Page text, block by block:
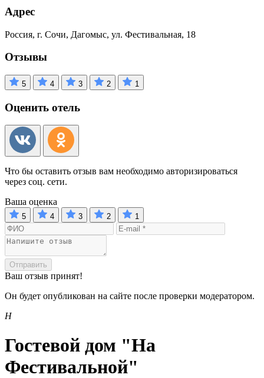
Адрес
Россия, г. Сочи, Дагомыс, ул. Фестивальная, 18
Отзывы
5 4 3 2 1
Оценить отель
Что бы оставить отзыв вам необходимо авторизироваться
через соц. сети.
Ваша оценка
5 4 3 2 1
Отправить
Ваш отзыв принят!
Он будет опубликован на сайте после проверки модератором.
Н
Гостевой дом "На
Фестивальной"